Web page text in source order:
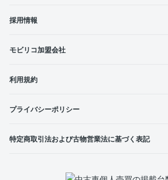
採用情報
モビリコ加盟会社
利用規約
プライバシーポリシー
特定商取引法および古物営業法に基づく表記